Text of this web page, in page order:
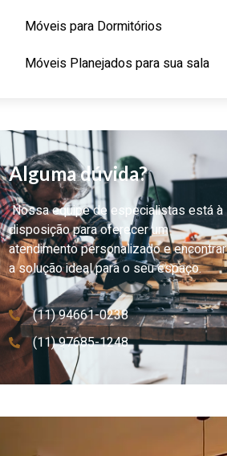
Móveis para Dormitórios
Móveis Planejados para sua sala
Alguma dúvida?
Nossa equipe de especialistas está à
disposição para oferecer um
atendimento personalizado e encontrar
a solução ideal para o seu espaço.
(11) 94661-0238
(11) 97685-1248